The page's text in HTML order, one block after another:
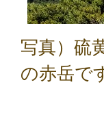
写真）硫
の赤岳で